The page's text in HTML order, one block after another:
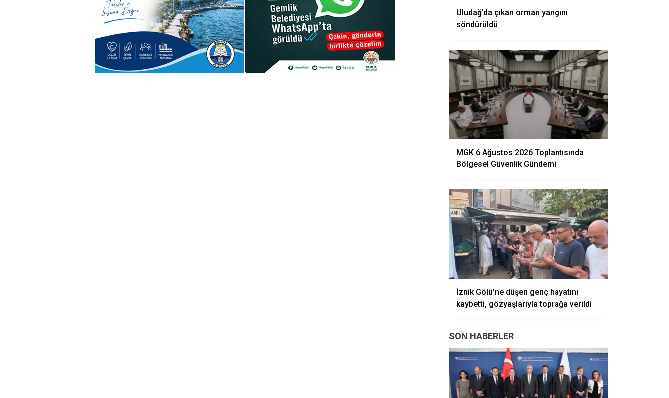
Uludağ’da çıkan orman yangını
söndürüldü
MGK 6 Ağustos 2026 Toplantısında
Bölgesel Güvenlik Gündemi
İznik Gölü’ne düşen genç hayatını
kaybetti, gözyaşlarıyla toprağa verildi
SON HABERLER